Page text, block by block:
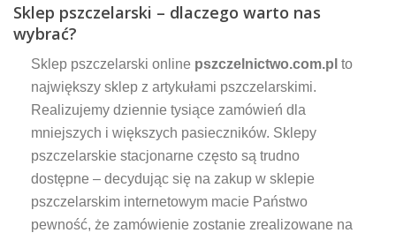
Sklep pszczelarski – dlaczego warto nas
wybrać?
Sklep pszczelarski online pszczelnictwo.com.pl to
największy sklep z artykułami pszczelarskimi.
Realizujemy dziennie tysiące zamówień dla
mniejszych i większych pasieczników. Sklepy
pszczelarskie stacjonarne często są trudno
dostępne – decydując się na zakup w sklepie
pszczelarskim internetowym macie Państwo
pewność, że zamówienie zostanie zrealizowane na